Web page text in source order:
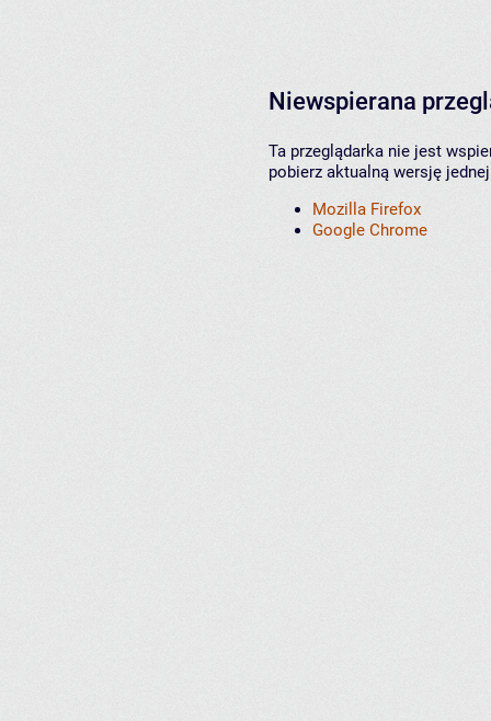
Niewspierana
Ta przeglądarka nie jest
pobierz aktualną wersję
Mozilla Firefox
Google Chrome